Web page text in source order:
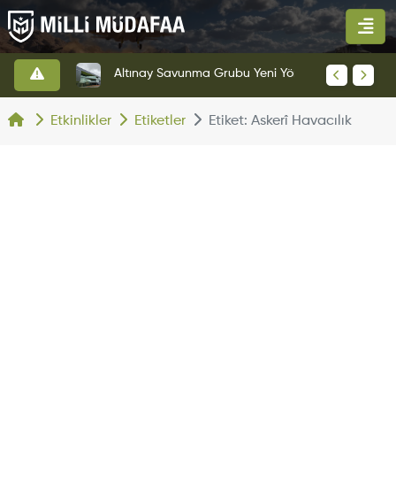
Etkinlikler Etiketler Etiket: Askerî Havacılık